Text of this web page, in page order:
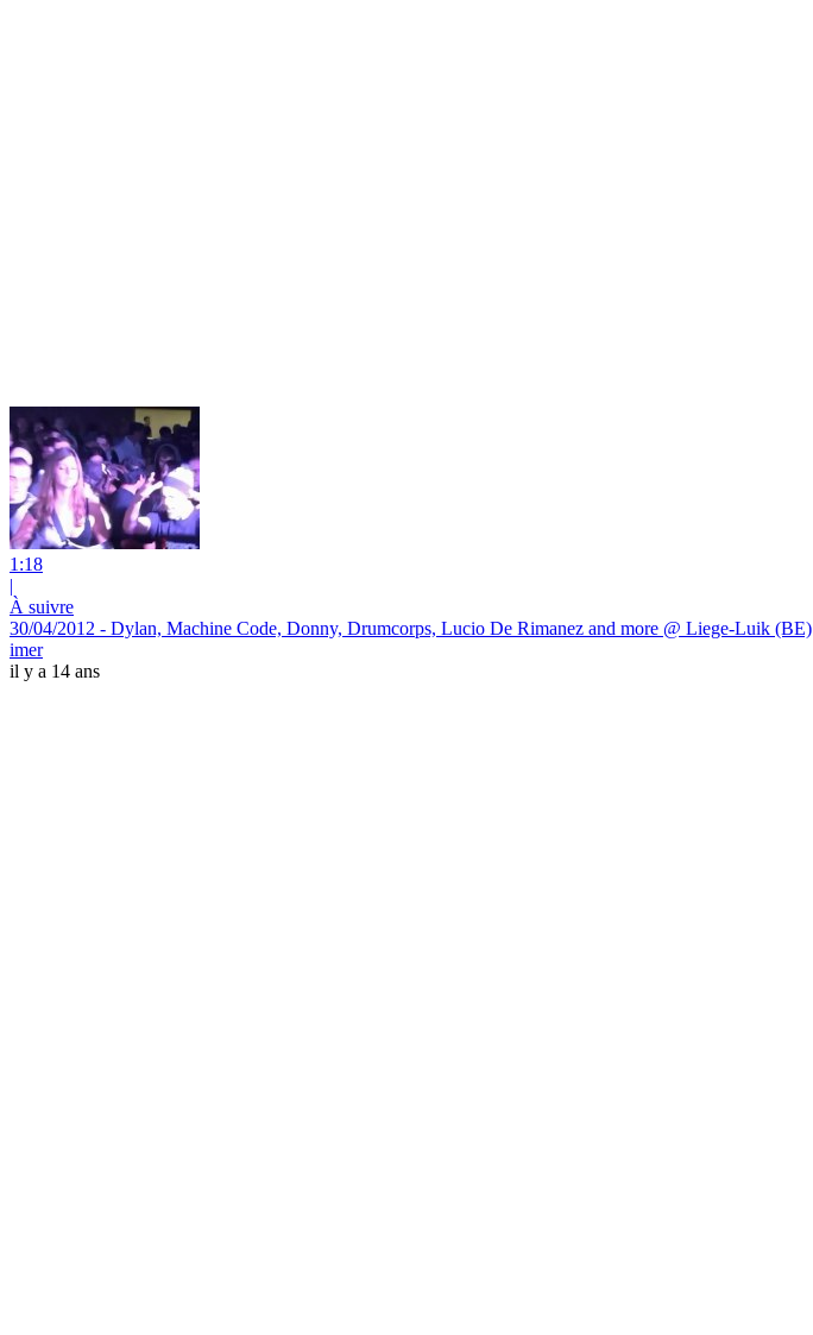
1:18
|
À suivre
30/04/2012 - Dylan, Machine Code, Donny, Drumcorps, Lucio De Rimanez and more @ Liege-Luik (BE)
imer
il y a 14 ans